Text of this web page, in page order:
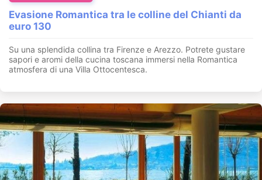
Evasione Romantica tra le colline del Chianti da
euro 130
Su una splendida collina tra Firenze e Arezzo. Potrete gustare
sapori e aromi della cucina toscana immersi nella Romantica
atmosfera di una Villa Ottocentesca.